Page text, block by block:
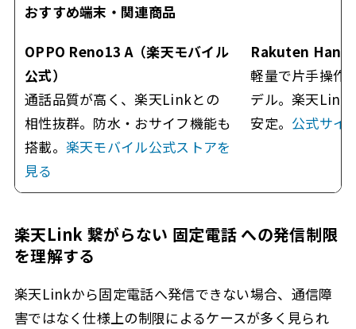
おすすめ端末・関連商品
OPPO Reno13 A（楽天モバイル
公式）
通話品質が高く、楽天Linkとの
相性抜群。防水・おサイフ機能も
搭載。 楽天モバイル公式ストアを
見る
Rakuten Hand
軽量で片手操作
デル。楽天Link
安定。 公式サイ
楽天Link 繋がらない 固定電話 への発信制限
を理解する
楽天Linkから固定電話へ発信できない場合、通信障
害ではなく仕様上の制限によるケースが多く見られ